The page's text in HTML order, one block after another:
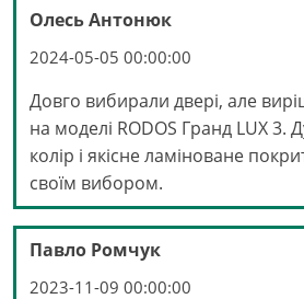
Олесь Антонюк
2024-05-05 00:00:00
Довго вибирали двері, але
на моделі RODOS Гранд LUX 3.
колір і якісне ламіноване
своїм вибором.
Павло Ромчук
2023-11-09 00:00:00